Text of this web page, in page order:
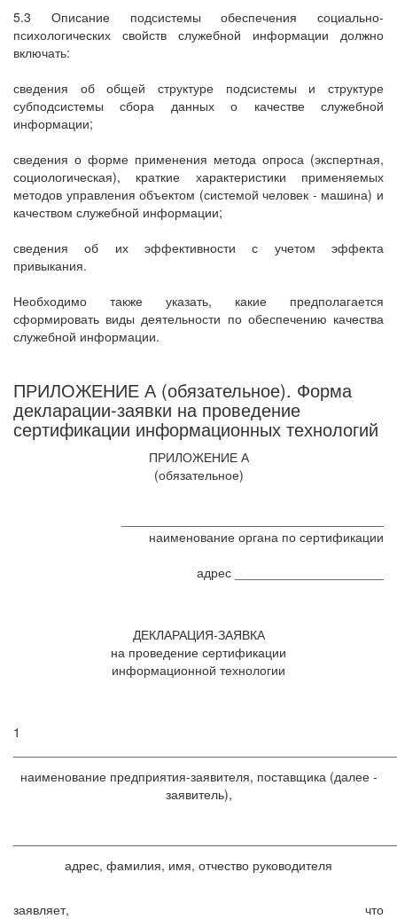
5.3 Описание подсистемы обеспечения социально-
психологических свойств служебной информации должно
включать:
сведения об общей структуре подсистемы и структуре
субподсистемы сбора данных о качестве служебной
информации;
сведения о форме применения метода опроса (экспертная,
социологическая), краткие характеристики применяемых
методов управления объектом (системой человек - машина) и
качеством служебной информации;
сведения об их эффективности с учетом эффекта
привыкания.
Необходимо также указать, какие предполагается
сформировать виды деятельности по обеспечению качества
служебной информации.
ПРИЛОЖЕНИЕ А (обязательное). Форма
декларации-заявки на проведение
сертификации информационных технологий
ПРИЛОЖЕНИЕ А
(обязательное)
наименование органа по сертификации
адрес _____________________
ДЕКЛАРАЦИЯ-ЗАЯВКА
на проведение сертификации
информационной технологии
1
наименование предприятия-заявителя, поставщика (далее -
заявитель),
адрес, фамилия, имя, отчество руководителя
заявляет, что